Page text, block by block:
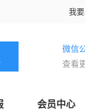
我
微信
查看
会员中心